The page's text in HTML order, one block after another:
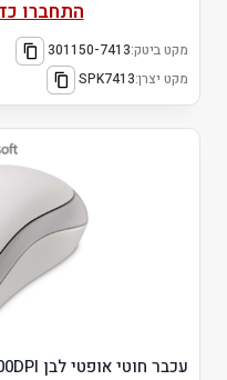
התחברו
מקט ביטק:301150-7413
מקט יצרן:SPK7413
עכבר חוטי אופטי לבן Microsoft Basic 800DPI